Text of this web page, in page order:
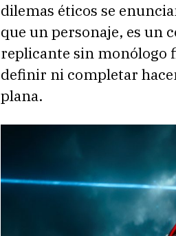
dilemas éticos se
que un personaje, es un
replicante sin monólogo
definir ni completar
plana.